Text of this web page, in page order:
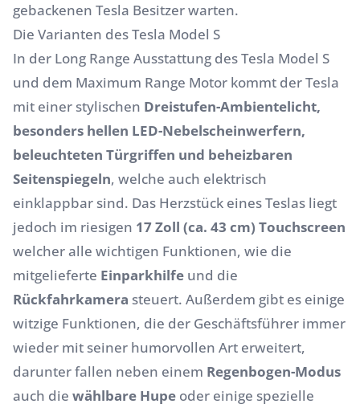
gebackenen Tesla Besitzer warten.
Die Varianten des Tesla Model S
In der Long Range Ausstattung des Tesla Model S
und dem Maximum Range Motor kommt der Tesla
mit einer stylischen Dreistufen-Ambientelicht,
besonders hellen LED-Nebelscheinwerfern,
beleuchteten Türgriffen und beheizbaren
Seitenspiegeln, welche auch elektrisch
einklappbar sind. Das Herzstück eines Teslas liegt
jedoch im riesigen 17 Zoll (ca. 43 cm) Touchscreen
welcher alle wichtigen Funktionen, wie die
mitgelieferte Einparkhilfe und die
Rückfahrkamera steuert. Außerdem gibt es einige
witzige Funktionen, die der Geschäftsführer immer
wieder mit seiner humorvollen Art erweitert,
darunter fallen neben einem Regenbogen-Modus
auch die wählbare Hupe oder einige spezielle